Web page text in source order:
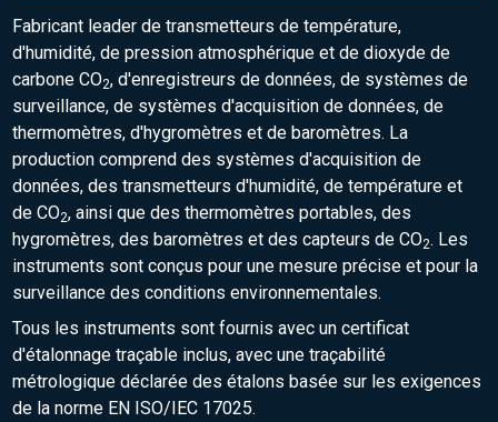
Fabricant leader de transmetteurs de température,
d'humidité, de pression atmosphérique et de dioxyde de
carbone CO2, d'enregistreurs de données, de systèmes de
surveillance, de systèmes d'acquisition de données, de
thermomètres, d'hygromètres et de baromètres. La
production comprend des systèmes d'acquisition de
données, des transmetteurs d'humidité, de température et
de CO2, ainsi que des thermomètres portables, des
hygromètres, des baromètres et des capteurs de CO2. Les
instruments sont conçus pour une mesure précise et pour la
surveillance des conditions environnementales.
Tous les instruments sont fournis avec un certificat
d'étalonnage traçable inclus, avec une traçabilité
métrologique déclarée des étalons basée sur les exigences
de la norme EN ISO/IEC 17025.